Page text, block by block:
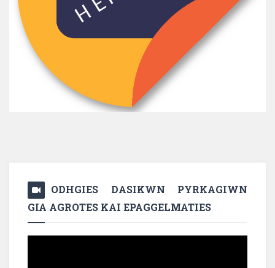
ODHGIES DASIKWN PYRKAGIWN
GIA AGROTES KAI EPAGGELMATIES